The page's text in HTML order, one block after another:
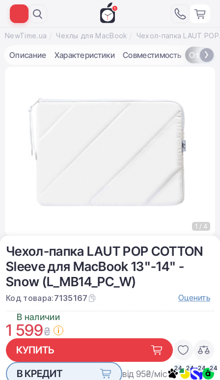
NewTime.ua Чехлы для MacBook Чехол-
Описание Характеристики Совместимость Отзывы
Чехол-папка LAUT POP COTTON
Sleeve для MacBook 13"-14" -
Snow (L_MB14_PC_W)
Код товара:7135167 Оценить
В наличии
1 599₴
КУПИТЬ
В КРЕДИТ
від 95₴/міс
24 24 24 24
1 / 4